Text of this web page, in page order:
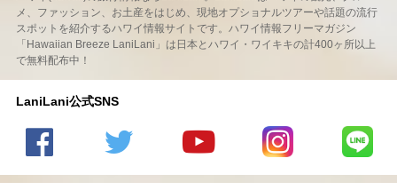
メ、ファッション、お土産をはじめ、現地オプショナルツアーや話題の流行
スポットを紹介するハワイ情報サイトです。ハワイ情報フリーマガジン
「Hawaiian Breeze LaniLani」は日本とハワイ・ワイキキの計400ヶ所以上
で無料配布中！
LaniLani公式SNS
の
のtwitter
の
LaniLani
LaniLani